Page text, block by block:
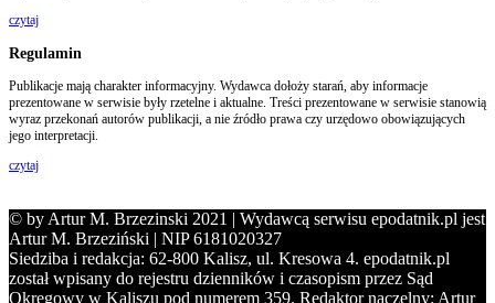
czytaj
Regulamin
Publikacje mają charakter informacyjny. Wydawca dołoży starań, aby informacje
prezentowane w serwisie były rzetelne i aktualne. Treści prezentowane w serwisie stanowią
wyraz przekonań autorów publikacji, a nie źródło prawa czy urzędowo obowiązujących
jego interpretacji.
czytaj
© by Artur M. Brzezinski 2021 | Wydawcą serwisu epodatnik.pl jest
Artur M. Brzeziński | NIP 6181020327
Siedziba i redakcja: 62-800 Kalisz, ul. Kresowa 4. epodatnik.pl
został wpisany do rejestru dzienników i czasopism przez Sąd
Okręgowy w Kaliszu pod numerem 359. Redaktor naczelny: Artur